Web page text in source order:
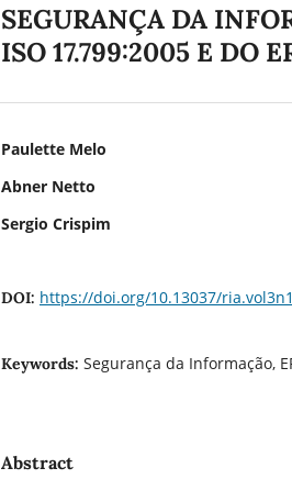
SEGURANÇA DA
ISO 17.799:2005 E DO
Paulette Melo
Abner Netto
Sergio Crispim
DOI: https://doi.org/10.13037/
Keywords: Segurança da Informação,
Abstract